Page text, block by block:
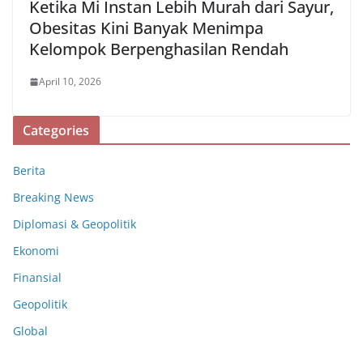
Ketika Mi Instan Lebih Murah dari Sayur,
Obesitas Kini Banyak Menimpa
Kelompok Berpenghasilan Rendah
April 10, 2026
Categories
Berita
Breaking News
Diplomasi & Geopolitik
Ekonomi
Finansial
Geopolitik
Global